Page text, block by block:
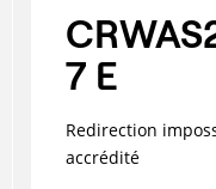
7 E
Redirection
accrédité